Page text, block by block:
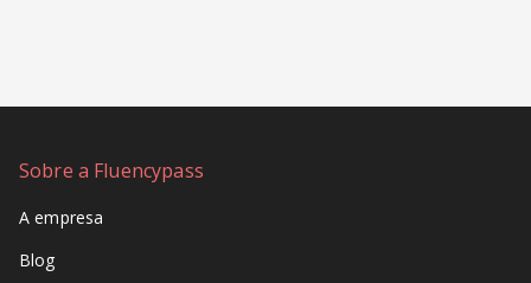
Sobre a Fluencypass
A empresa
Blog